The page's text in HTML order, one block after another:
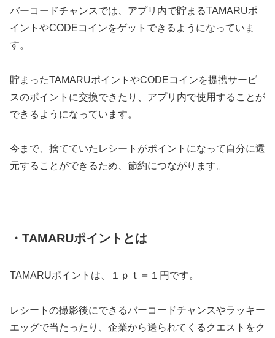
バーコードチャンスでは、アプリ内で貯まるTAMARUポ
イントやCODEコインをゲットできるようになっていま
す。
貯まったTAMARUポイントやCODEコインを提携サービ
スのポイントに交換できたり、アプリ内で使用することが
できるようになっています。
今まで、捨てていたレシートがポイントになって自分に還
元することができるため、節約につながります。
・TAMARUポイントとは
TAMARUポイントは、１ｐｔ＝１円です。
レシートの撮影後にできるバーコードチャンスやラッキー
エッグで当たったり、企業から送られてくるクエストをク